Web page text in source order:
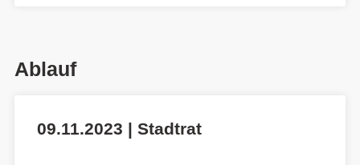
Ablauf
09.11.2023 | Stadtrat